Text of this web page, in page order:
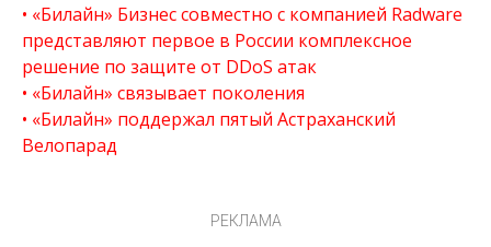
«Билайн» Бизнес совместно с компанией Radware
представляют первое в России комплексное
решение по защите от DDoS атак
«Билайн» связывает поколения
«Билайн» поддержал пятый Астраханский
Велопарад
РЕКЛАМА